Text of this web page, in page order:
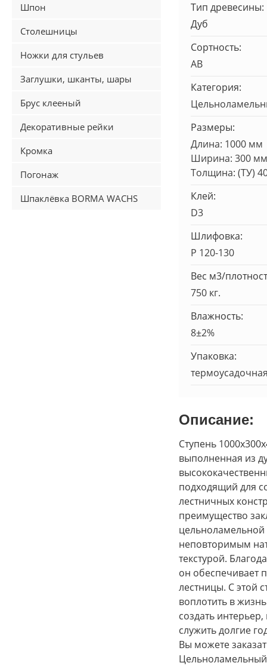
Шпон
Столешницы
Ножки для стульев
Заглушки, шканты, шары
Брус клееный
Декоративные рейки
Кромка
Погонаж
Шпаклёвка BORMA WACHS
Тип древесины:
Дуб
Сортность:
AB
Категория:
Размеры:
Длина: 1000 мм
Ширина: 300 мм
Толщина: (ТУ)
Клей:
D3
Шлифовка:
Р 120-130
Вес м3/
750 кг.
Влажность:
8±2%
Упаковка:
Описание:
Ступень
выполненная из
подходящий для
лестничных
преимущество
цельноламельной
неповторимым
текстурой.
он обеспечивает
лестницы. С этой
воплотить в
создать
служить долгие
Вы можете